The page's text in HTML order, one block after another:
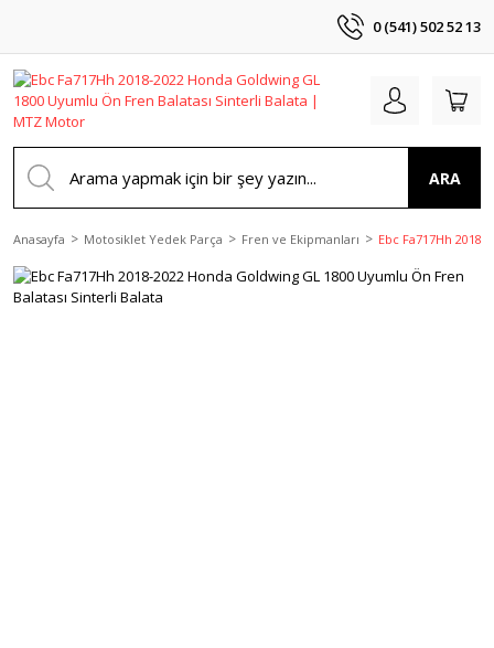
0 (541) 502 52 13
ARA
Anasayfa Motosiklet Yedek Parça Fren ve Ekipmanları Ebc Fa717Hh